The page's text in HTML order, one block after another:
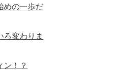
めの一歩だ
ろ変わりま
！？